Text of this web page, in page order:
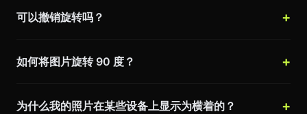
可以撤销旋转吗？
如何将图片旋转 90 度？
为什么我的照片在某些设备上显示为横着的？